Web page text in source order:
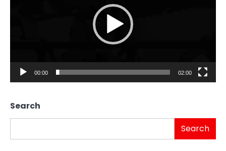
00:00 02:00
Search
Search